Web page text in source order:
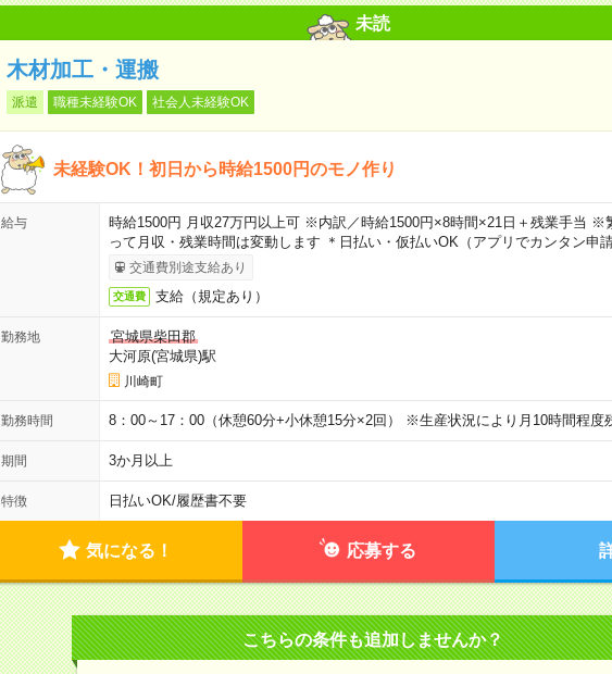
未読
木材加工・運搬
派遣 職種未経験OK 社会人未経験OK
未経験OK！初日から時給1500円のモノ作り
給与
時給1500円 月収27万円以上可 ※内訳／時給1500円×8時間×21日＋残業手当 ※
って月収・残業時間は変動します ＊日払い・仮払いOK（アプリでカンタン申請
交通費別途支給あり
交通費 支給（規定あり）
勤務地
宮城県柴田郡
大河原(宮城県)駅
川崎町
勤務時間 8：00～17：00（休憩60分+小休憩15分×2回） ※生産状況により月10時間程度
期間 3か月以上
特徴 日払いOK/履歴書不要
気になる！ 応募する
こちらの条件も追加しませんか？